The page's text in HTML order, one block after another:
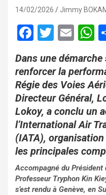
14/02/2026 Jimmy
F
ce
b
o
o
k
T
wi
tt
er
E
ail
h
s
A
p
p
Dans une
renforcer la
Régie des Voies
Directeur Général,
Lokoy, a conclu un
l’International Air
(IATA),
les principales
Accompagné du Président
Professeur Tryphon Kin
s’est rendu à Genève, en